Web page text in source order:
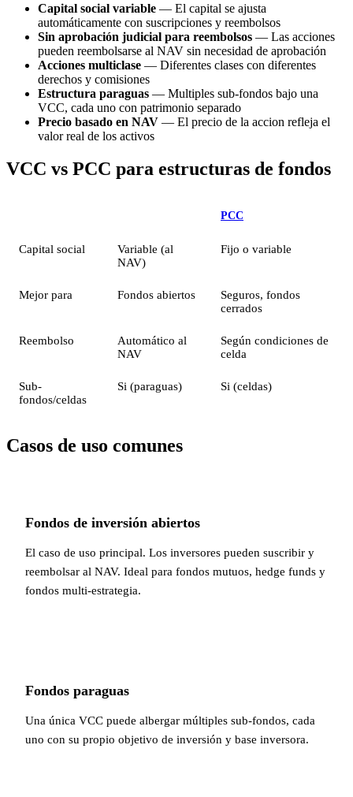
Capital social variable — El capital se ajusta
automáticamente con suscripciones y reembolsos
Sin aprobación judicial para reembolsos — Las acciones
pueden reembolsarse al NAV sin necesidad de aprobación
Acciones multiclase — Diferentes clases con diferentes
derechos y comisiones
Estructura paraguas — Multiples sub-fondos bajo una
VCC, cada uno con patrimonio separado
Precio basado en NAV — El precio de la accion refleja el
valor real de los activos
VCC vs PCC para estructuras de fondos
PCC
Capital social
Variable (al
NAV)
Fijo o variable
Mejor para Fondos abiertos
Seguros, fondos
cerrados
Reembolso
Automático al
NAV
Según condiciones de
celda
Sub-
fondos/celdas
Si (paraguas) Si (celdas)
Casos de uso comunes
Fondos de inversión abiertos
El caso de uso principal. Los inversores pueden suscribir y
reembolsar al NAV. Ideal para fondos mutuos, hedge funds y
fondos multi-estrategia.
Fondos paraguas
Una única VCC puede albergar múltiples sub-fondos, cada
uno con su propio objetivo de inversión y base inversora.